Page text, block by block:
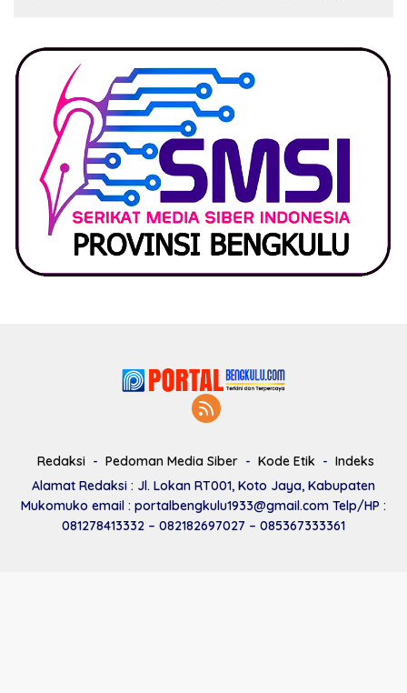
Redaksi Pedoman Media Siber Kode Etik
Indeks
Alamat Redaksi : Jl. Lokan RT001, Koto Jaya, Kabupaten
Mukomuko email : portalbengkulu1933@gmail.com Telp/HP :
081278413332 – 082182697027 – 085367333361